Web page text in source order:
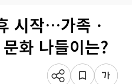
시작…가족ㆍ
화 나들이는?